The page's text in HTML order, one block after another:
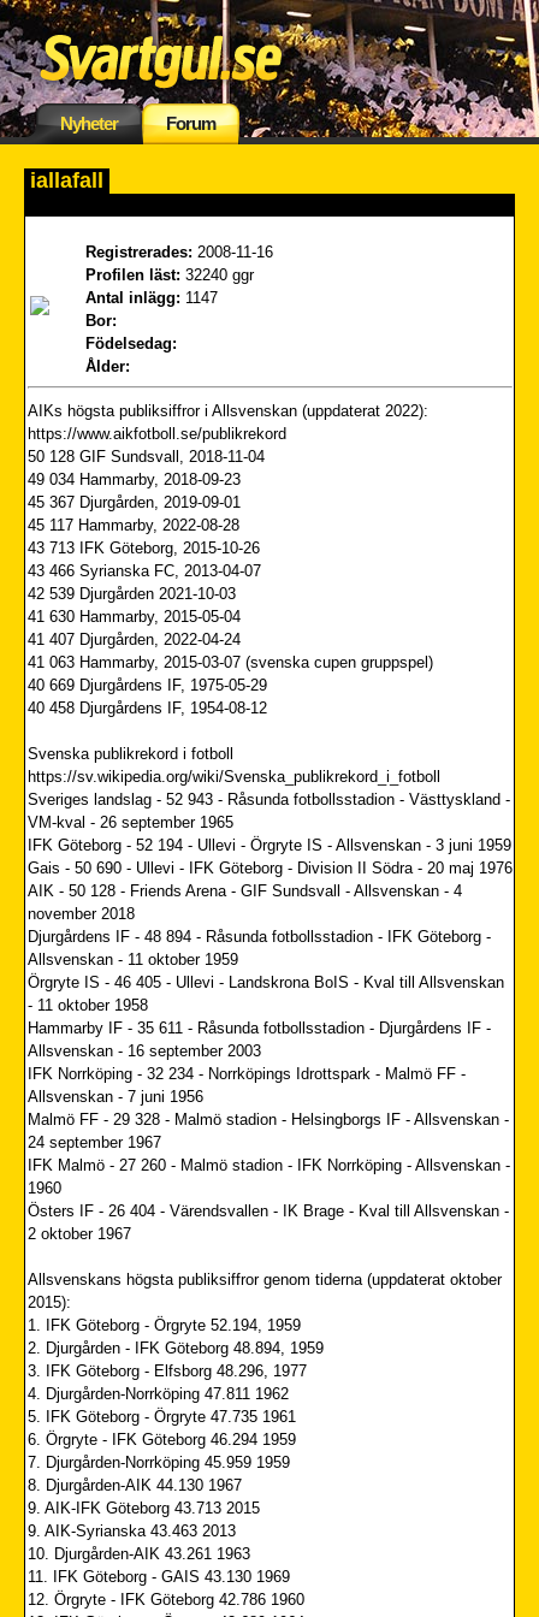
Nyheter Forum
iallafall
Registrerades: 2008-11-16
Profilen läst: 32240 ggr
Antal inlägg: 1147
Bor:
Födelsedag:
Ålder:
AIKs högsta publiksiffror i Allsvenskan (uppdaterat 2022):
https://www.aikfotboll.se/publikrekord
50 128 GIF Sundsvall, 2018-11-04
49 034 Hammarby, 2018-09-23
45 367 Djurgården, 2019-09-01
45 117 Hammarby, 2022-08-28
43 713 IFK Göteborg, 2015-10-26
43 466 Syrianska FC, 2013-04-07
42 539 Djurgården 2021-10-03
41 630 Hammarby, 2015-05-04
41 407 Djurgården, 2022-04-24
41 063 Hammarby, 2015-03-07 (svenska cupen gruppspel)
40 669 Djurgårdens IF, 1975-05-29
40 458 Djurgårdens IF, 1954-08-12
Svenska publikrekord i fotboll
https://sv.wikipedia.org/wiki/Svenska_publikrekord_i_fotboll
Sveriges landslag - 52 943 - Råsunda fotbollsstadion - Västtyskland -
VM-kval - 26 september 1965
IFK Göteborg - 52 194 - Ullevi - Örgryte IS - Allsvenskan - 3 juni 1959
Gais - 50 690 - Ullevi - IFK Göteborg - Division II Södra - 20 maj 1976
AIK - 50 128 - Friends Arena - GIF Sundsvall - Allsvenskan - 4
november 2018
Djurgårdens IF - 48 894 - Råsunda fotbollsstadion - IFK Göteborg -
Allsvenskan - 11 oktober 1959
Örgryte IS - 46 405 - Ullevi - Landskrona BoIS - Kval till Allsvenskan
- 11 oktober 1958
Hammarby IF - 35 611 - Råsunda fotbollsstadion - Djurgårdens IF -
Allsvenskan - 16 september 2003
IFK Norrköping - 32 234 - Norrköpings Idrottspark - Malmö FF -
Allsvenskan - 7 juni 1956
Malmö FF - 29 328 - Malmö stadion - Helsingborgs IF - Allsvenskan -
24 september 1967
IFK Malmö - 27 260 - Malmö stadion - IFK Norrköping - Allsvenskan -
1960
Östers IF - 26 404 - Värendsvallen - IK Brage - Kval till Allsvenskan -
2 oktober 1967
Allsvenskans högsta publiksiffror genom tiderna (uppdaterat oktober
2015):
1. IFK Göteborg - Örgryte 52.194, 1959
2. Djurgården - IFK Göteborg 48.894, 1959
3. IFK Göteborg - Elfsborg 48.296, 1977
4. Djurgården-Norrköping 47.811 1962
5. IFK Göteborg - Örgryte 47.735 1961
6. Örgryte - IFK Göteborg 46.294 1959
7. Djurgården-Norrköping 45.959 1959
8. Djurgården-AIK 44.130 1967
9. AIK-IFK Göteborg 43.713 2015
9. AIK-Syrianska 43.463 2013
10. Djurgården-AIK 43.261 1963
11. IFK Göteborg - GAIS 43.130 1969
12. Örgryte - IFK Göteborg 42.786 1960